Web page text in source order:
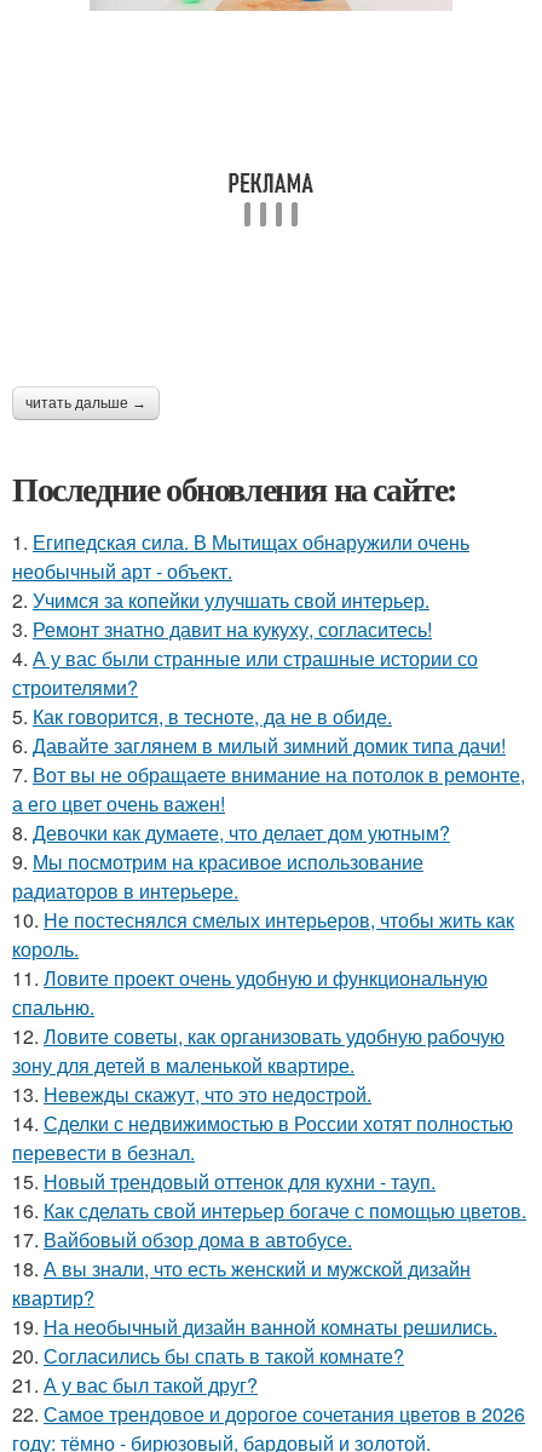
читать дальше →
Последние обновления на сайте:
1. Египедская сила. В Мытищах обнаружили очень
необычный арт - объект.
2. Учимся за копейки улучшать свой интерьер.
3. Ремонт знатно давит на кукуху, согласитесь!
4. А у вас были странные или страшные истории со
строителями?
5. Как говорится, в тесноте, да не в обиде.
6. Давайте заглянем в милый зимний домик типа дачи!
7. Вот вы не обращаете внимание на потолок в ремонте,
а его цвет очень важен!
8. Девочки как думаете, что делает дом уютным?
9. Мы посмотрим на красивое использование
радиаторов в интерьере.
10. Не постеснялся смелых интерьеров, чтобы жить как
король.
11. Ловите проект очень удобную и функциональную
спальню.
12. Ловите советы, как организовать удобную рабочую
зону для детей в маленькой квартире.
13. Невежды скажут, что это недострой.
14. Сделки с недвижимостью в России хотят полностью
перевести в безнал.
15. Новый трендовый оттенок для кухни - тауп.
16. Как сделать свой интерьер богаче с помощью цветов.
17. Вайбовый обзор дома в автобусе.
18. А вы знали, что есть женский и мужской дизайн
квартир?
19. На необычный дизайн ванной комнаты решились.
20. Согласились бы спать в такой комнате?
21. А у вас был такой друг?
22. Самое трендовое и дорогое сочетания цветов в 2026
году: тёмно - бирюзовый, бардовый и золотой.